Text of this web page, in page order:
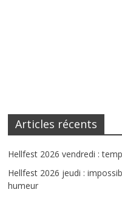
Articles récents
Hellfest 2026 vendredi :
Hellfest 2026 jeudi :
humeur